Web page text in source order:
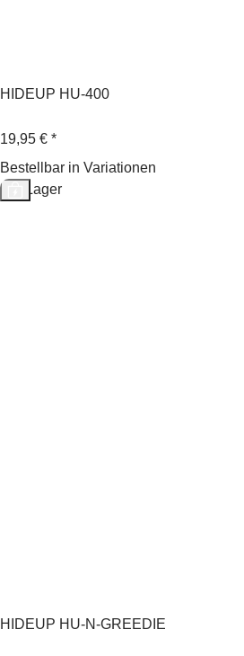
HIDEUP HU-400
19,95 € *
Bestellbar in Variationen
Auf Lager
HIDEUP HU-N-GREEDIE